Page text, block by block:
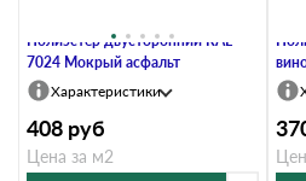
Полиэстер двусторонний RAL
7024 Мокрый асфальт
Характеристики
408 руб
Цена за м2